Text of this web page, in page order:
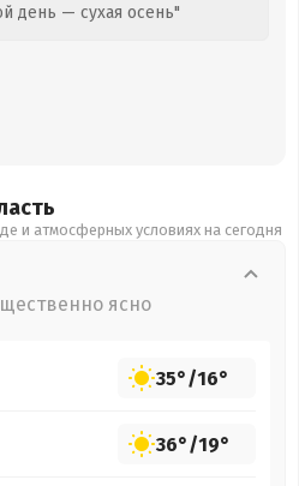
день — сухая осень"
и атмосферных условиях на сегодня
ясно
35°/16°
36°/19°